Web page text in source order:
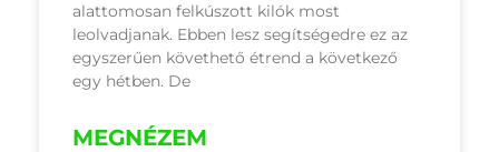
alattomosan felkúszott kilók most
leolvadjanak. Ebben lesz segítségedre ez az
egyszerűen követhető étrend a következő
egy hétben. De
MEGNÉZEM